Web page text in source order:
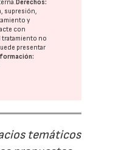
Derechos:
supresión,
y
con
tratamiento no
presentar
temáticos